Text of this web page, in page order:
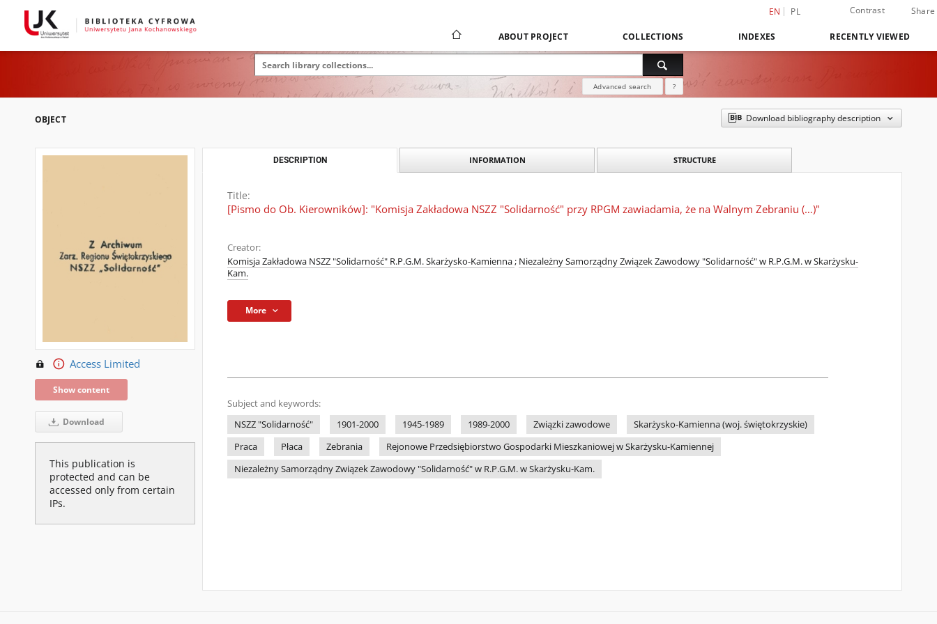
EN PL Contrast Share
ABOUT PROJECT COLLECTIONS INDEXES RECENTLY VIEWED
Advanced search ?
OBJECT Download bibliography description
Access Limited
Show content
Download
This publication is
protected and can be
accessed only from certain
IPs.
DESCRIPTION INFORMATION STRUCTURE
Title:
[Pismo do Ob. Kierowników]: "Komisja Zakładowa NSZZ "Solidarność" przy RPGM zawiadamia, że na Walnym Zebraniu (…)"
Creator:
Komisja Zakładowa NSZZ "Solidarność" R.P.G.M. Skarżysko-Kamienna; Niezależny Samorządny Związek Zawodowy "Solidarność" w R.P.G.M. w Skarżysku-
Kam.
More
Subject and keywords:
NSZZ "Solidarność"
1901-2000 1945-1989 1989-2000 Związki zawodowe
Skarżysko-Kamienna (woj. świętokrzyskie)
Praca
Płaca Zebrania
Rejonowe Przedsiębiorstwo Gospodarki Mieszkaniowej w Skarżysku-Kamiennej
Niezależny Samorządny Związek Zawodowy "Solidarność" w R.P.G.M. w Skarżysku-Kam.